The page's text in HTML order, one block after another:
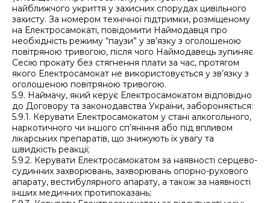
найближчого укриття у захисних спорудах цивільного
захисту. За номером технічної підтримки, розміщеному
на Електросамокаті, повідомити Наймодавця про
необхідність режиму “паузи” у зв’язку з оголошеною
повітряною тривогою, після чого Наймодавець зупиняє
Сесію прокату без стягнення плати за час, протягом
якого Електросамокат не використовується у зв’язку з
оголошеною повітряною тривогою.
5.9. Наймачу, який керує Електросамокатом відповідно
до Договору та законодавства України, забороняється:
5.9.1. Керувати Електросамокатом у стані алкогольного,
наркотичного чи іншого сп’яніння або під впливом
лікарських препаратів, що знижують їх увагу та
швидкість реакції;
5.9.2. Керувати Електросамокатом за наявності серцево-
судинних захворювань, захворювань опорно-рухового
апарату, вестибулярного апарату, а також за наявності
інших медичних протипоказань;